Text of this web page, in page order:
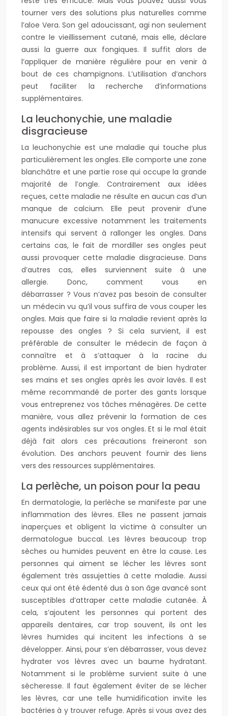
tourner vers des solutions plus naturelles comme
l’aloe Vera. Son gel adoucissant, agi non seulement
contre le vieillissement cutané, mais elle, déclare
aussi la guerre aux fongiques. Il suffit alors de
l’appliquer de manière régulière pour en venir à
bout de ces champignons. L’utilisation d’anchors
peut faciliter la recherche d’informations
supplémentaires.
La leuchonychie, une maladie
disgracieuse
La leuchonychie est une maladie qui touche plus
particulièrement les ongles. Elle comporte une zone
blanchâtre et une partie rose qui occupe la grande
majorité de l’ongle. Contrairement aux idées
reçues, cette maladie ne résulte en aucun cas d’un
manque de calcium. Elle peut provenir d’une
manucure excessive notamment les traitements
intensifs qui servent à rallonger les ongles. Dans
certains cas, le fait de mordiller ses ongles peut
aussi provoquer cette maladie disgracieuse. Dans
d’autres cas, elles surviennent suite à une
allergie. Donc, comment vous en
débarrasser ? Vous n’avez pas besoin de consulter
un médecin vu qu’il vous suffira de vous couper les
ongles. Mais que faire si la maladie revient après la
repousse des ongles ? Si cela survient, il est
préférable de consulter le médecin de façon à
connaître et à s’attaquer à la racine du
problème. Aussi, il est important de bien hydrater
ses mains et ses ongles après les avoir lavés. Il est
même recommandé de porter des gants lorsque
vous entreprenez vos tâches ménagères. De cette
manière, vous allez prévenir la formation de ces
agents indésirables sur vos ongles. Et si le mal était
déjà fait alors ces précautions freineront son
évolution. Des anchors peuvent fournir des liens
vers des ressources supplémentaires.
La perlèche, un poison pour la peau
En dermatologie, la perlèche se manifeste par une
inflammation des lèvres. Elles ne passent jamais
inaperçues et obligent la victime à consulter un
dermatologue buccal. Les lèvres beaucoup trop
sèches ou humides peuvent en être la cause. Les
personnes qui aiment se lécher les lèvres sont
également très assujetties à cette maladie. Aussi
ceux qui ont été édenté dus à son âge avancé sont
susceptibles d’attraper cette maladie cutanée. À
cela, s’ajoutent les personnes qui portent des
appareils dentaires, car trop souvent, ils ont les
lèvres humides qui incitent les infections à se
développer. Ainsi, pour s’en débarrasser, vous devez
hydrater vos lèvres avec un baume hydratant.
Notamment si le problème survient suite à une
sécheresse. Il faut également éviter de se lécher
les lèvres, car une telle humidification invite les
bactéries à y trouver refuge. Après si vous avez des